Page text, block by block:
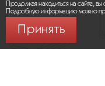
Продолжая находиться на сайте, вы
Подробную информацию можно
Принять